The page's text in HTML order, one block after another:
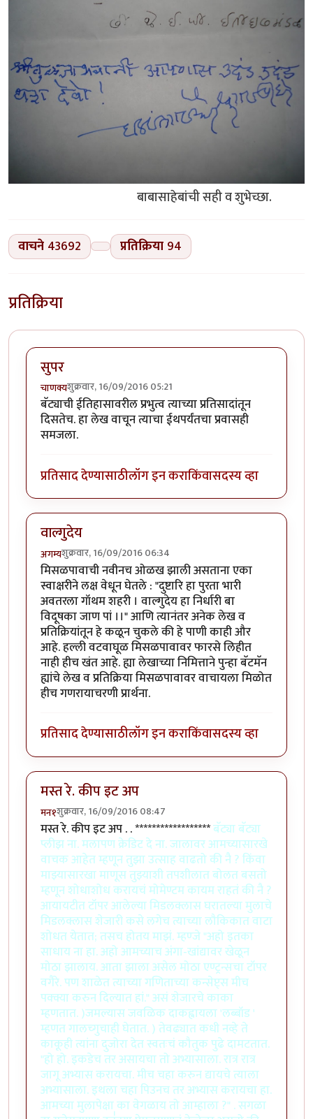
बाबासाहेबांची सही व शुभेच्छा.
वाचने 43692 प्रतिक्रिया 94
प्रतिक्रिया
सुपर
चाणक्यशुक्रवार, 16/09/2016 05:21
बॅट्याची ईतिहासावरील प्रभुत्व त्याच्या प्रतिसादांतून
दिसतेच. हा लेख वाचून त्याचा ईथपर्यंतचा प्रवासही
समजला.
प्रतिसाद देण्यासाठीलॉग इन कराकिंवासदस्य व्हा
वाल्गुदेय
अगम्यशुक्रवार, 16/09/2016 06:34
मिसळपावाची नवीनच ओळख झाली असताना एका
स्वाक्षरीने लक्ष वेधून घेतले : "दुष्टारि हा पुरता भारी
अवतरला गॉथम शहरी । वाल्गुदेय हा निर्धारी बा
विदूषका जाण पां ।।" आणि त्यानंतर अनेक लेख व
प्रतिक्रियांतून हे कळून चुकले की हे पाणी काही और
आहे. हल्ली वटवाघूळ मिसळपावावर फारसे लिहीत
नाही हीच खंत आहे. ह्या लेखाच्या निमित्ताने पुन्हा बॅटमॅन
ह्यांचे लेख व प्रतिक्रिया मिसळपावावर वाचायला मिळोत
हीच गणरायाचरणी प्रार्थना.
प्रतिसाद देण्यासाठीलॉग इन कराकिंवासदस्य व्हा
मस्त रे. कीप इट अप
मन१शुक्रवार, 16/09/2016 08:47
मस्त रे. कीप इट अप . . ******************बॅट्या बॅट्या
प्लीझ ना. मलापण क्रेडिट दे ना. जालावर आमच्यासारखे
वाचक आहेत म्हणून तुझा उत्साह वाढतो की नै ? किंवा
माझ्यासारखा माणूस तुझ्याशी तपशीलात बोलत बसतो
म्हणून शोधाशोध करायचं मोमेण्टम कायम राहतं की नै ?
आयायटीत टॉपर आलेल्या मिडलक्लास घरातल्या मुलाचे
मिडलक्लास शेजारी कसे लगेच त्याच्या लौकिकात वाटा
शोधत येतात; तसच होतय माझं. म्हण्जे "अहो इतका
साधाय ना हा. अहो आमच्याच अंगा-खांद्यावर खेळून
मोठा झालाय. आता झाला असेल मोठा एण्ट्रन्सचा टॉपर
वगैरे. पण शाळेत त्याच्या गणिताच्या कन्सेप्ट्स मीच
पक्क्या करुन दिल्यात हां." असं शेजारचे काका
म्हणतात. )जमल्यास जवळिक दाकह्वायला 'लब्बॉड '
म्हणत गालच्गुचाही घेतात. ) तेवढ्यात कधी नव्हे ते
काकूही त्यांना दुजोरा देत स्वतःचं कौतुक पुढे दामटतात.
"हो हो. इकडेच तर असायचा तो अभ्यासाला. रात्र रात्र
जागू अभ्यास करायचा. मीच चहा करुन द्यायचे त्याला
अभ्यासाला. इथला चहा पिउनच तर अभ्यास करायचा हा.
आमच्या मुलापेक्षा का वेगळाय तो आम्हाला ?" . सगळा